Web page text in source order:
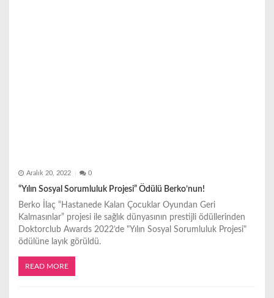
Aralık 20, 2022 0
“Yılın Sosyal Sorumluluk Projesi” Ödülü Berko’nun!
Berko İlaç “Hastanede Kalan Çocuklar Oyundan Geri
Kalmasınlar” projesi ile sağlık dünyasının prestijli ödüllerinden
Doktorclub Awards 2022’de "Yılın Sosyal Sorumluluk Projesi"
ödülüne layık görüldü.
READ MORE